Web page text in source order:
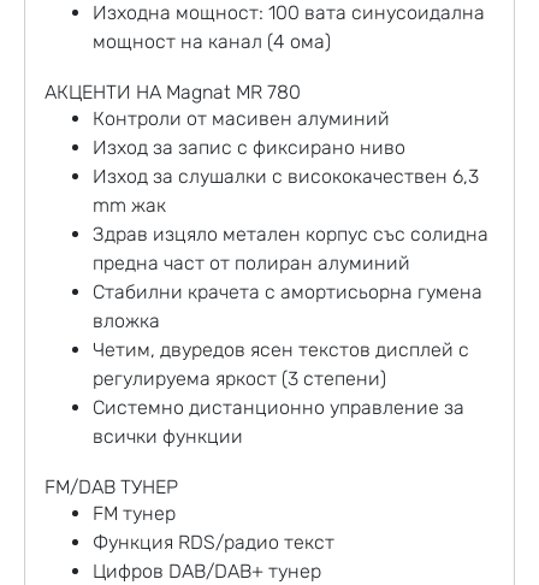
Изходна мощност: 100 вата синусоидална
мощност на канал (4 ома)
АКЦЕНТИ НА Magnat MR 780
Контроли от масивен алуминий
Изход за запис с фиксирано ниво
Изход за слушалки с висококачествен 6,3
mm жак
Здрав изцяло метален корпус със солидна
предна част от полиран алуминий
Стабилни крачета с амортисьорна гумена
вложка
Четим, двуредов ясен текстов дисплей с
регулируема яркост (3 степени)
Системно дистанционно управление за
всички функции
FM/DAB ТУНЕР
FM тунер
Функция RDS/радио текст
Цифров DAB/DAB+ тунер